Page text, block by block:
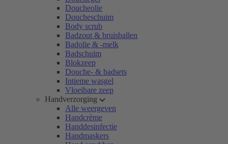
Doucheolie
Doucheschuim
Body scrub
Badzout & bruisballen
Badolie & -melk
Badschuim
Blokzeep
Douche- & badsets
Intieme wasgel
Vloeibare zeep
Handverzorging
Alle weergeven
Handcrème
Handdesinfectie
Handmaskers